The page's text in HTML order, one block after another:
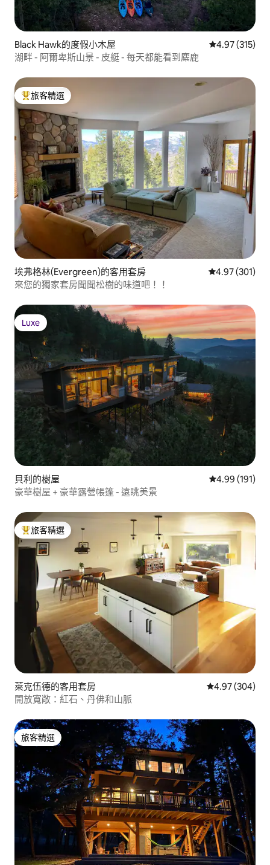
Black Hawk的度假小木屋 從 315 則評價
4.97 (315)
湖畔 - 阿爾卑斯山景 - 皮艇 - 每天都能看到麋鹿
旅客精選榜首
旅客精選
埃弗格林(Evergreen)的客用套房 從 301 則評價
4.97 (301)
來您的獨家套房聞聞松樹的味道吧！！
Luxe
Luxe
貝利的樹屋 從 191 則評價
4.99 (191)
豪華樹屋 + 豪華露營帳篷 - 遠眺美景
旅客精選榜首
旅客精選
萊克伍德的客用套房 從 304 則評價
4.97 (304)
開放寬敞：紅石、丹佛和山脈
旅客精選
旅客精選